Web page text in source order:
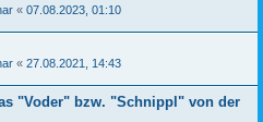
« 07.08.2023, 01:10
« 27.08.2021, 14:43
"Voder" bzw. "Schnippl" von der